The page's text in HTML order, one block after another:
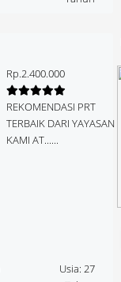
Rp.2.400.000
REKOMENDASI PRT
TERBAIK DARI YAYASAN
KAMI AT......
Usia: 27